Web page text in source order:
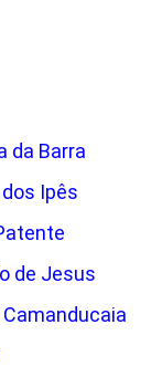
da Barra
Ipês
de Jesus